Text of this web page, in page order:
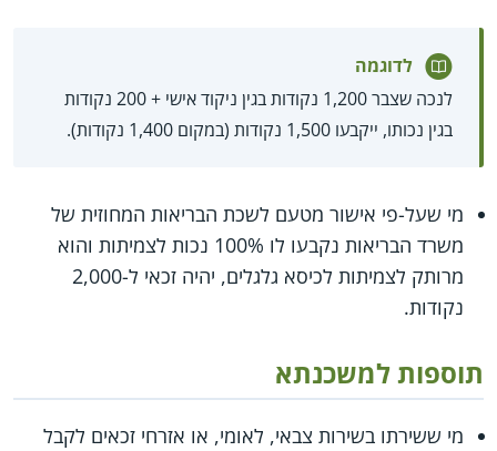
לדוגמה
לנכה שצבר 1,200 נקודות בגין ניקוד אישי + 200 נקודות
בגין נכותו, ייקבעו 1,500 נקודות (במקום 1,400 נקודות).
מי שעל-פי אישור מטעם לשכת הבריאות המחוזית של
משרד הבריאות נקבעו לו 100% נכות לצמיתות והוא
מרותק לצמיתות לכיסא גלגלים, יהיה זכאי ל-2,000
נקודות.
תוספות למשכנתא
מי ששירתו בשירות צבאי, לאומי, או אזרחי זכאים לקבל